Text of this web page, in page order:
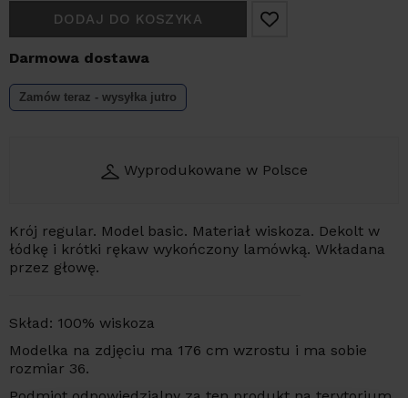
DODAJ DO KOSZYKA
Darmowa dostawa
Zamów teraz - wysyłka jutro
Wyprodukowane w Polsce
Krój regular. Model basic. Materiał wiskoza. Dekolt w
łódkę i krótki rękaw wykończony lamówką. Wkładana
przez głowę.
Skład: 100% wiskoza
Modelka na zdjęciu ma 176 cm wzrostu i ma sobie
rozmiar 36.